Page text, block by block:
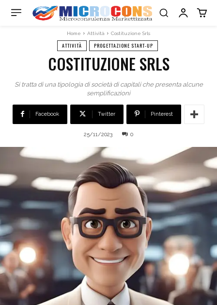
Home Attività Costituzione Srls
ATTIVITÀ PROGETTAZIONE START-UP
COSTITUZIONE SRLS
Si tratta di una tipologia di società di capitali che presenta alcune
semplificazioni
Facebook Twitter Pinterest
25/11/2023 0